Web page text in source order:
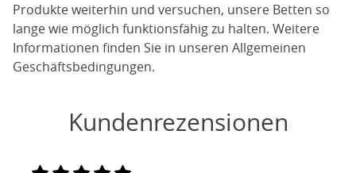
Produkte weiterhin und versuchen, unsere Betten so
lange wie möglich funktionsfähig zu halten. Weitere
Informationen finden Sie in unseren Allgemeinen
Geschäftsbedingungen.
Kundenrezensionen